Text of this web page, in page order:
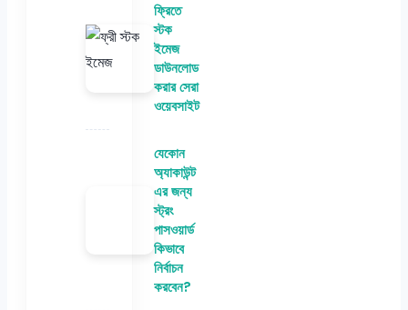
ফ্রিতে
স্টক
ইমেজ
ডাউনলোড
করার সেরা
ওয়েবসাইট
যেকোন
অ্যাকাউন্ট
এর জন্য
স্ট্রং
পাসওয়ার্ড
কিভাবে
নির্বাচন
করবেন?